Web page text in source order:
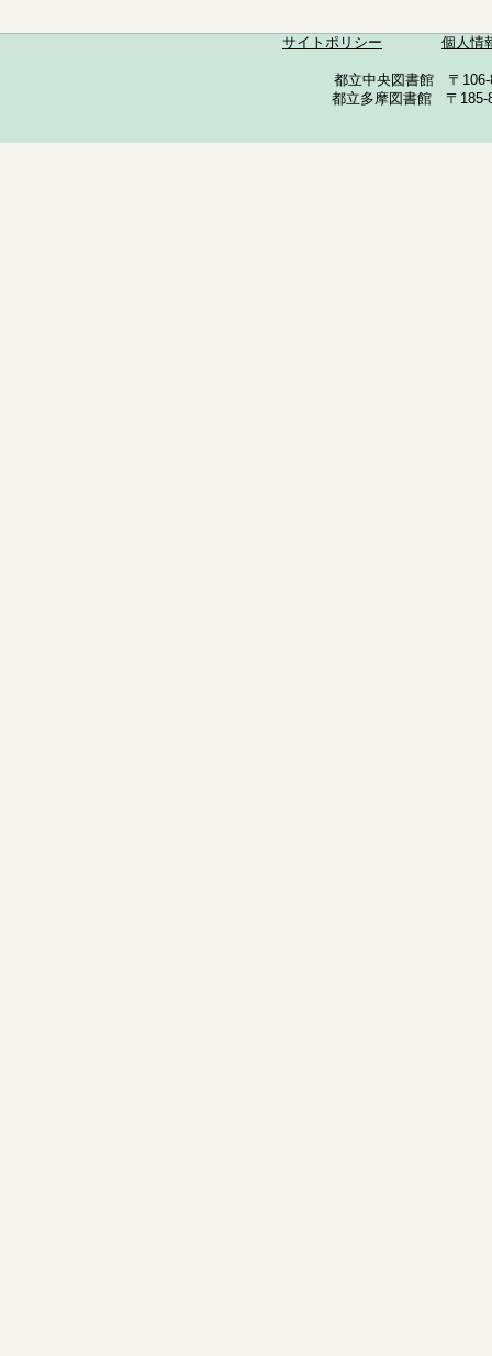
サイトポリシー 個人情
都立中央図書館 〒
都立多摩図書館 〒185-